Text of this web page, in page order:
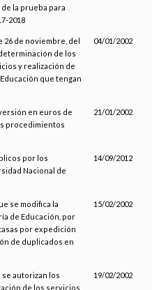
la prueba para
2018
26 de noviembre, del
de los
y realización de
que tengan
04/01/2002
en euros de
procedimientos
21/01/2002
por los
Nacional de
14/09/2012
se modifica la
de Educación, por
por expedición
de duplicados en
15/02/2002
autorizan los
de los servicios
19/02/2002